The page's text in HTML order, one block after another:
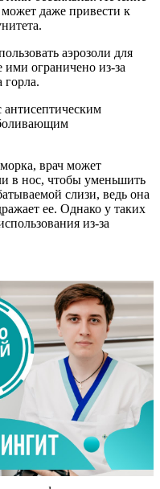
даже привести к
аэрозоли для
ими ограничено из-за
горла.
врач может
в нос, чтобы уменьшить
слизи, ведь она
ее. Однако у таких
из-за